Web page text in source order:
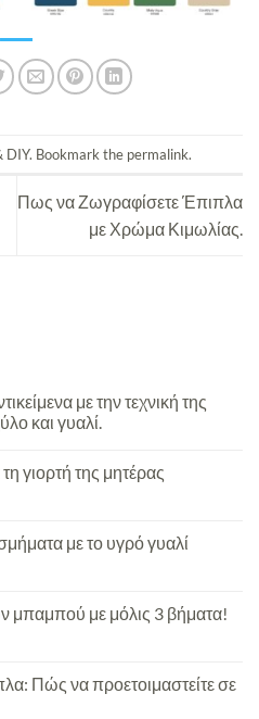
DIY. Bookmark the permalink.
Πως να Ζωγραφίσετε Έπιπλα
με Χρώμα Κιμωλίας.
με την τεχνική της
και γυαλί.
γιορτή της μητέρας
με το υγρό γυαλί
μπαμπού με μόλις 3 βήματα!
Πώς να προετοιμαστείτε σε